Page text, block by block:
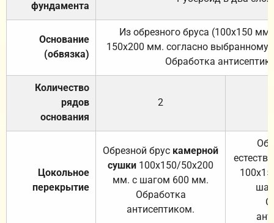
фундамента
Основание
(обвязка)
Из обрезного бруса (100х150
150х200 мм. согласно выбранному
Обработка
Количество
рядов
основания
2
Цокольное
перекрытие
Обрезной брус камерной
сушки 100х150/50х200
мм. с шагом 600 мм.
Обработка
антисептиком.